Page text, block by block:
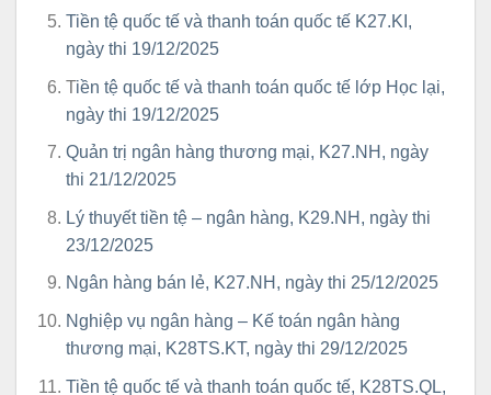
Tiền tệ quốc tế và thanh toán quốc tế K27.KI,
ngày thi 19/12/2025
Tiền tệ quốc tế và thanh toán quốc tế lớp Học lại,
ngày thi 19/12/2025
Quản trị ngân hàng thương mại, K27.NH, ngày
thi 21/12/2025
Lý thuyết tiền tệ – ngân hàng, K29.NH, ngày thi
23/12/2025
Ngân hàng bán lẻ, K27.NH, ngày thi 25/12/2025
Nghiệp vụ ngân hàng – Kế toán ngân hàng
thương mại, K28TS.KT, ngày thi 29/12/2025
Tiền tệ quốc tế và thanh toán quốc tế, K28TS.QL,